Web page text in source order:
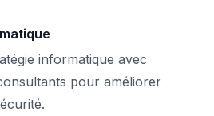
informatique avec
pour améliorer